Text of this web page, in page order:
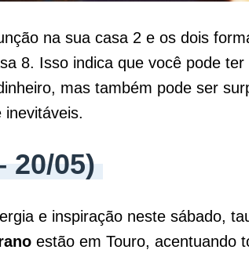
na sua casa 2 e os dois
8. Isso indica que você pode ter
mas também pode ser
20/05)
e inspiração neste sábado,
estão em Touro, acentuando